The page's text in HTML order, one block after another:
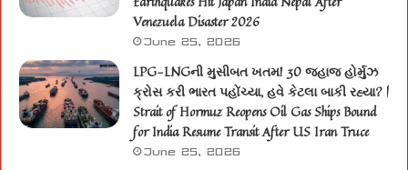
Venezuela Disaster 2026
June 25, 2026
LPG-LNGની મુસીબત ખતમ! 30 જહાજ હોર્મુઝ
ક્રોસ કરી ભારત પહોંચ્યા, હવે કેટલા બાકી રહ્યા? |
Strait of Hormuz Reopens Oil Gas Ships Bound
for India Resume Transit After US Iran Truce
June 25, 2026